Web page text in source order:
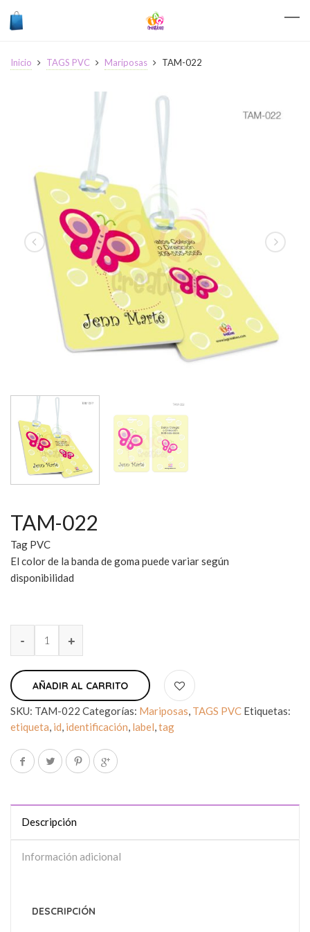
Inicio TAGS PVC Mariposas TAM-022
TAM-022
Tag PVC
El color de la banda de goma puede variar según
disponibilidad
AÑADIR AL CARRITO
SKU: TAM-022 Categorías: Mariposas, TAGS PVC Etiquetas:
etiqueta, id, identificación, label,tag
Descripción
Información adicional
DESCRIPCIÓN